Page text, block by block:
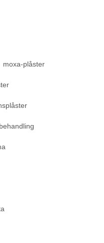
moxa-plåster